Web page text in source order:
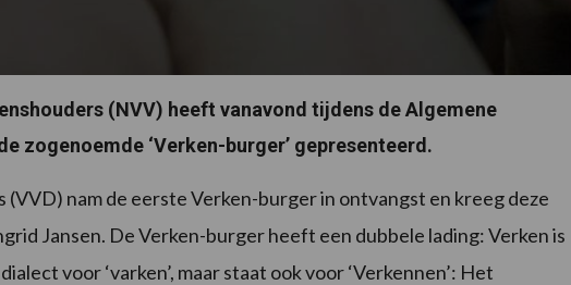
(NVV) heeft vanavond tijdens de Algemene
zogenoemde ‘Verken-burger’ gepresenteerd.
nam de eerste Verken-burger in ontvangst en kreeg deze
Jansen. De Verken-burger heeft een dubbele lading: Verken is
voor ‘varken’, maar staat ook voor ‘Verkennen’: Het